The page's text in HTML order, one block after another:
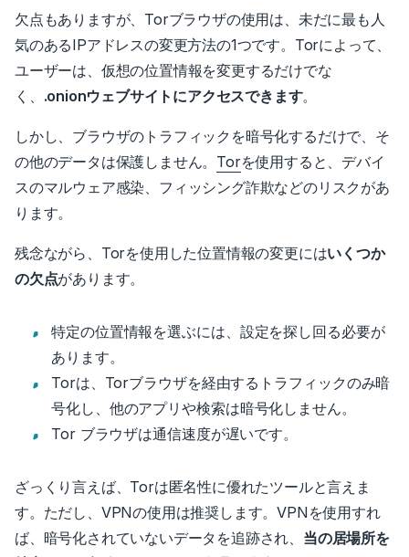
欠点もありますが、Torブラウザの使用は、未だに最も人
気のあるIPアドレスの変更方法の1つです。 Torによって、
ユーザーは、仮想の位置情報を変更するだけでな
く、 .onionウェブサイトにアクセスできます。
しかし、ブラウザのトラフィックを暗号化するだけで、そ
の他のデータは保護しません。 Torを使用すると、デバイ
スのマルウェア感染、フィッシング詐欺などのリスクがあ
ります。
残念ながら、Torを使用した位置情報の変更にはいくつか
の欠点があります。
特定の位置情報を選ぶには、設定を探し回る必要が
あります。
Torは、Torブラウザを経由するトラフィックのみ暗
号化し、他のアプリや検索は暗号化しません。
Tor ブラウザは通信速度が遅いです。
ざっくり言えば、Torは匿名性に優れたツールと言えま
す。ただし、VPNの使用は推奨します。VPNを使用すれ
ば、暗号化されていないデータを追跡され、 当の居場所を